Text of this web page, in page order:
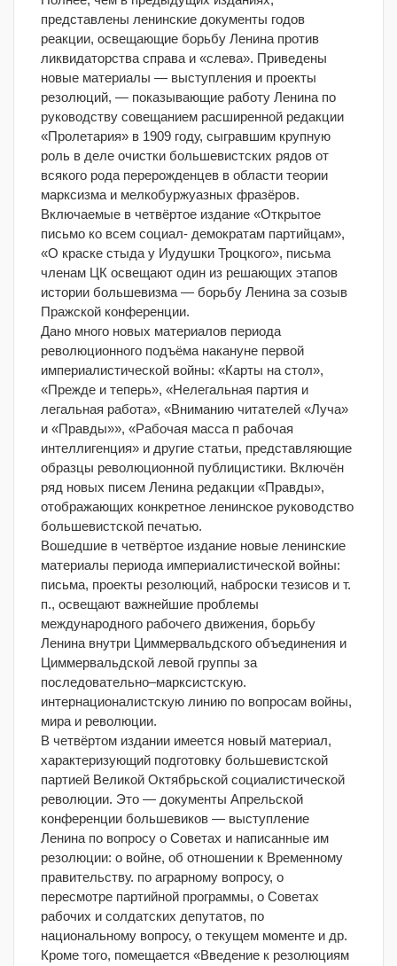
представлены ленинские документы годов
реакции, освещающие борьбу Ленина против
ликвидаторства справа и «слева». Приведены
новые материалы — выступления и проекты
резолюций, — показывающие работу Ленина по
руководству совещанием расширенной редакции
«Пролетария» в 1909 году, сыгравшим крупную
роль в деле очистки большевистских рядов от
всякого рода перерожденцев в области теории
марксизма и мелкобуржуазных фразёров.
Включаемые в четвёртое издание «Открытое
письмо ко всем социал- демократам партийцам»,
«О краске стыда у Иудушки Троцкого», письма
членам ЦК освещают один из решающих этапов
истории большевизма — борьбу Ленина за созыв
Пражской конференции.
Дано много новых материалов периода
революционного подъёма накануне первой
империалистической войны: «Карты на стол»,
«Прежде и теперь», «Нелегальная партия и
легальная работа», «Вниманию читателей «Луча»
и «Правды»», «Рабочая масса п рабочая
интеллигенция» и другие статьи, представляющие
образцы революционной публицистики. Включён
ряд новых писем Ленина редакции «Правды»,
отображающих конкретное ленинское руководство
большевистской печатью.
Вошедшие в четвёртое издание новые ленинские
материалы периода империалистической войны:
письма, проекты резолюций, наброски тезисов и т.
п., освещают важнейшие проблемы
международного рабочего движения, борьбу
Ленина внутри Циммервальдского объединения и
Циммервальдской левой группы за
последовательно–марксистскую.
интернационалистскую линию по вопросам войны,
мира и революции.
В четвёртом издании имеется новый материал,
характеризующий подготовку большевистской
партией Великой Октябрьской социалистической
революции. Это — документы Апрельской
конференции большевиков — выступление
Ленина по вопросу о Советах и написанные им
резолюции: о войне, об отношении к Временному
правительству. по аграрному вопросу, о
пересмотре партийной программы, о Советах
рабочих и солдатских депутатов, по
национальному вопросу, о текущем моменте и др.
Кроме того, помещается «Введение к резолюциям